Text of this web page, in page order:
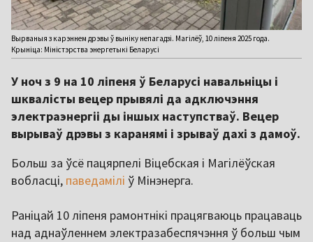
Вырваныя з карэннем дрэвы ў выніку непагадзі. Магілёў, 10 ліпеня 2025 года.
Крыніца: Міністэрства энергетыкі Беларусі
У ноч з 9 на 10 ліпеня ў Беларусі навальніцы і
шквалісты вецер прывялі да адключэння
электраэнергіі ды іншых наступстваў. Вецер
вырываў дрэвы з каранямі і зрываў дахі з дамоў.
Больш за ўсё пацярпелі Віцебская і Магілёўская
вобласці, паведамілі ў Мінэнерга.
Раніцай 10 ліпеня рамонтнікі працягваюць працаваць
над аднаўленнем электразабеспячэння ў больш чым